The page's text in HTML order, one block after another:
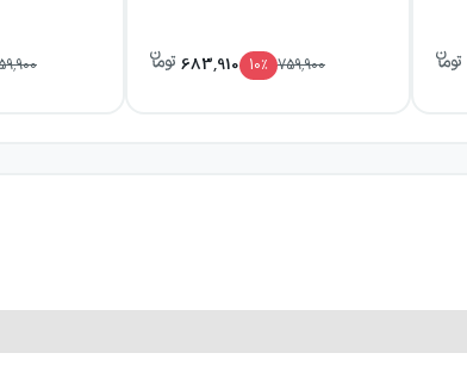
759,900
10٪ 683,910